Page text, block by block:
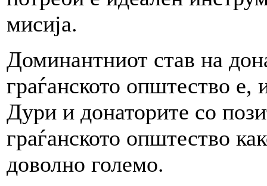
мисија.
Доминантниот став на
граѓанското општество е,
Дури и донаторите со
граѓанското општество
доволно големо.